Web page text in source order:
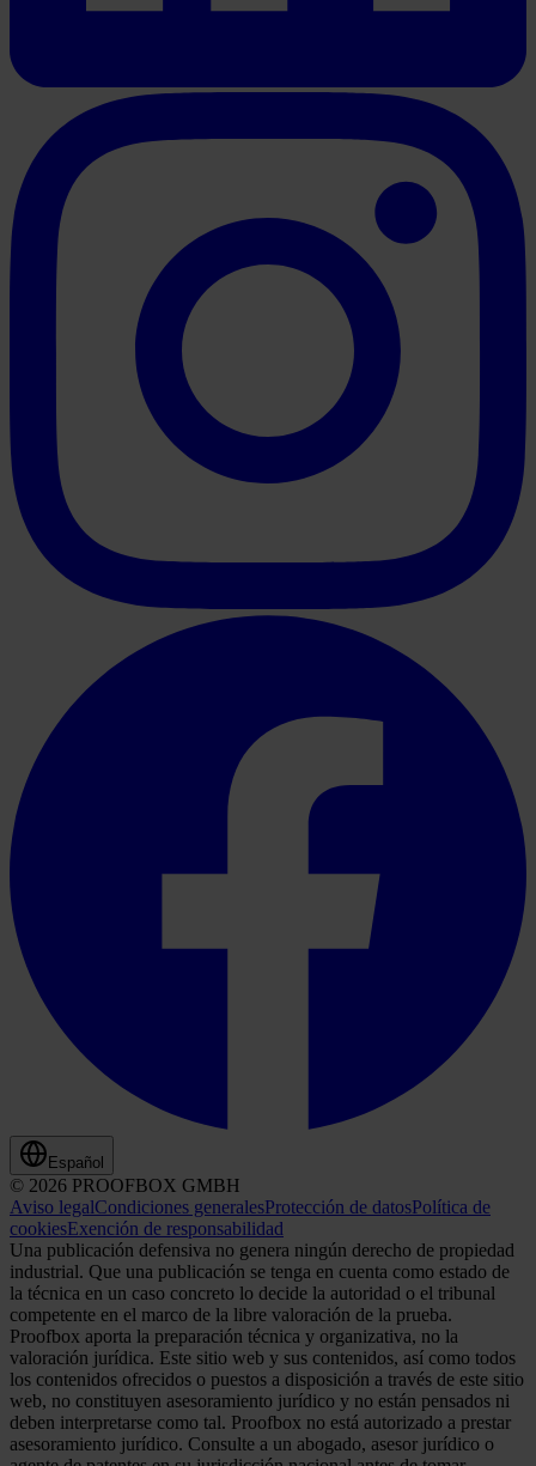
Español
© 2026 PROOFBOX GMBH
Aviso legalCondiciones generalesProtección de datosPolítica de
cookiesExención de responsabilidad
Una publicación defensiva no genera ningún derecho de propiedad
industrial. Que una publicación se tenga en cuenta como estado de
la técnica en un caso concreto lo decide la autoridad o el tribunal
competente en el marco de la libre valoración de la prueba.
Proofbox aporta la preparación técnica y organizativa, no la
valoración jurídica. Este sitio web y sus contenidos, así como todos
los contenidos ofrecidos o puestos a disposición a través de este sitio
web, no constituyen asesoramiento jurídico y no están pensados ni
deben interpretarse como tal. Proofbox no está autorizado a prestar
asesoramiento jurídico. Consulte a un abogado, asesor jurídico o